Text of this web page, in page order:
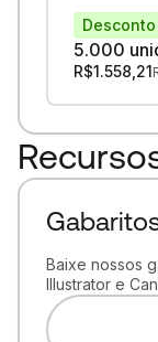
5.000
R$1.558,21
Baixe nossos
Illustrator e